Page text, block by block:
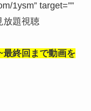
1ysm” target=””
放題視聴
最終回まで動画を